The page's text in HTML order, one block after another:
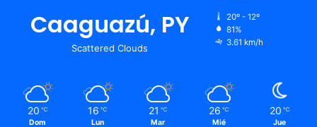
Caaguazú, PY
Scattered Clouds
20º - 12º
81%
3.61 km/h
20 ℃
Dom
16 ℃
Lun
21 ℃
Mar
26 ℃
Mié
20 ℃
Jue